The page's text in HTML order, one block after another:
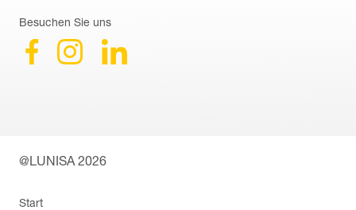
Besuchen Sie uns
@LUNISA 2026
Navigation
Start